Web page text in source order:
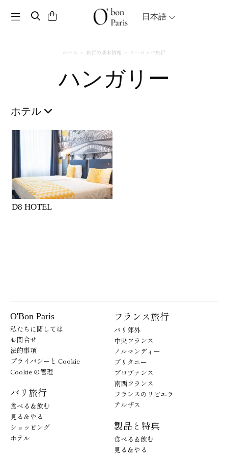
Toggle navigation 日本語
ホーム 旅行の基本情報 ヨーロッパ旅行
ハンガリー
ホテル
D8 HOTEL
O'Bon Paris
私たちに関しては
お問合せ
法的事項
プライバシーと Cookie
Cookie の管理
パリ旅行
食べる＆飲む
見る＆やる
ショッピング
ホテル
フランス旅行
パリ郊外
中央フランス
ノルマンディー
ブリタニー
プロヴァンス
南西フランス
フランスのリビエラ
アルザス
製品と特典
食べる＆飲む
見る＆やる